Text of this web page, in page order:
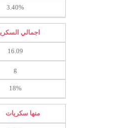
3.40%
اجمالي
16.09
g
18%
منها سكريات